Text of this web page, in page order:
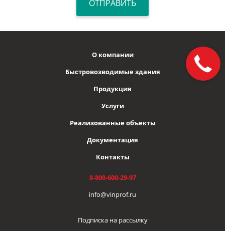
О компании
Быстровозводимые здания
Продукция
Услуги
Реализованные объекты
Документация
Контакты
8-800-600-29-97
info@vinprof.ru
Подписка на рассылку